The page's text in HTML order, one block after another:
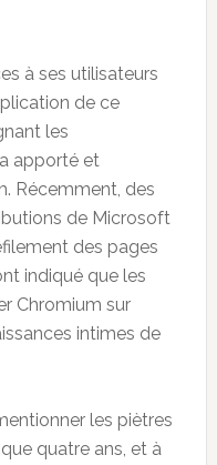
à ses utilisateurs
de ce
les
apporté et
Récemment, des
de Microsoft
des pages
indiqué que les
Chromium sur
intimes de
les piètres
quatre ans, et à